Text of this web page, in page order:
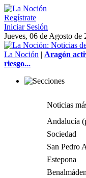
Regístrate
Iniciar Sesión
Jueves, 06 de Agosto de
La Noción | Aragón
riesgo...
Noticias
Andalucía
Sociedad
San Pedro
Estepona